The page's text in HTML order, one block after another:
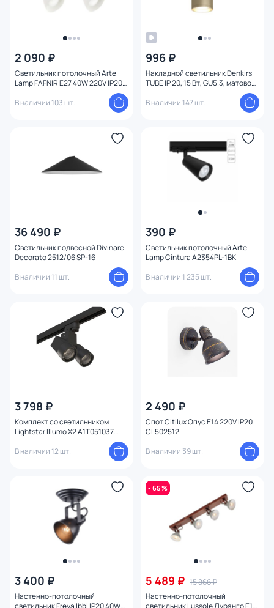
2 090 ₽
Светильник потолочный Arte
Lamp FAFNIR E27 40W 220V IP20
В наличии 103 шт.
996 ₽
Накладной светильник Denkirs
TUBE IP 20, 15 Вт, GU5.3, матовое
золото, алюминий DK2050-SG
В наличии 147 шт.
36 490 ₽
Светильник подвесной Divinare
Decorato 2512/06 SP-16
В наличии 11 шт.
390 ₽
Светильник потолочный Arte
Lamp Cintura A2354PL-1BK
В наличии 1 235 шт.
3 798 ₽
Комплект со светильником
Lightstar Illumo X2 A1T051037
В наличии 12 шт.
2 490 ₽
Спот Citilux Опус E14 220V IP20
CL502512
В наличии 39 шт.
3 400 ₽
Настенно-потолочный
светильник Freya Ibbi IP20 40W
- 65 %
5 489 ₽ 15 866 ₽
Настенно-потолочный
светильник Lussole Дуранго E14